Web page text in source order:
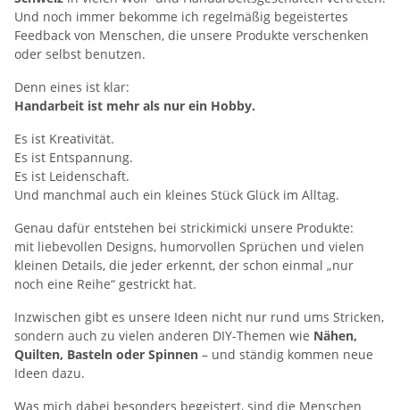
Und noch immer bekomme ich regelmäßig begeistertes
Feedback von Menschen, die unsere Produkte verschenken
oder selbst benutzen.
Denn eines ist klar:
Handarbeit ist mehr als nur ein Hobby.
Es ist Kreativität.
Es ist Entspannung.
Es ist Leidenschaft.
Und manchmal auch ein kleines Stück Glück im Alltag.
Genau dafür entstehen bei strickimicki unsere Produkte:
mit liebevollen Designs, humorvollen Sprüchen und vielen
kleinen Details, die jeder erkennt, der schon einmal „nur
noch eine Reihe“ gestrickt hat.
Inzwischen gibt es unsere Ideen nicht nur rund ums Stricken,
sondern auch zu vielen anderen DIY-Themen wie Nähen,
Quilten, Basteln oder Spinnen – und ständig kommen neue
Ideen dazu.
Was mich dabei besonders begeistert, sind die Menschen